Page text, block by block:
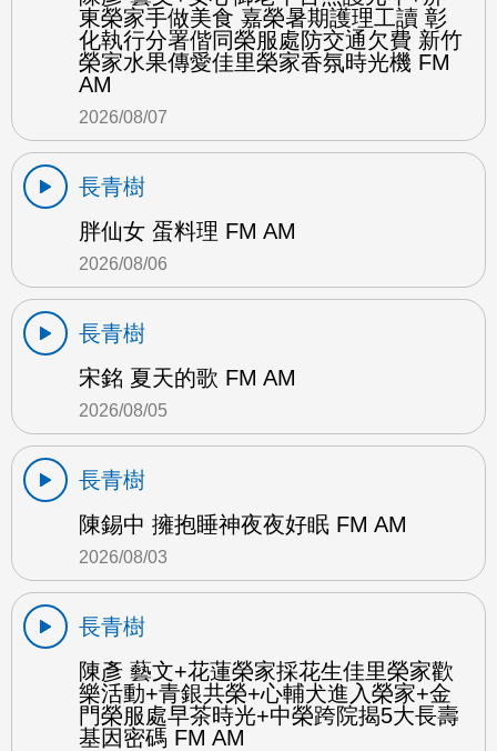
東榮家手做美食 嘉榮暑期護理工讀 彰
化執行分署偕同榮服處防交通欠費 新竹
榮家水果傳愛佳里榮家香氛時光機 FM
AM
2026/08/07
長青樹
胖仙女 蛋料理 FM AM
2026/08/06
長青樹
宋銘 夏天的歌 FM AM
2026/08/05
長青樹
陳錫中 擁抱睡神夜夜好眠 FM AM
2026/08/03
長青樹
陳彥 藝文+花蓮榮家採花生佳里榮家歡
樂活動+青銀共榮+心輔犬進入榮家+金
門榮服處早茶時光+中榮跨院揭5大長壽
基因密碼 FM AM